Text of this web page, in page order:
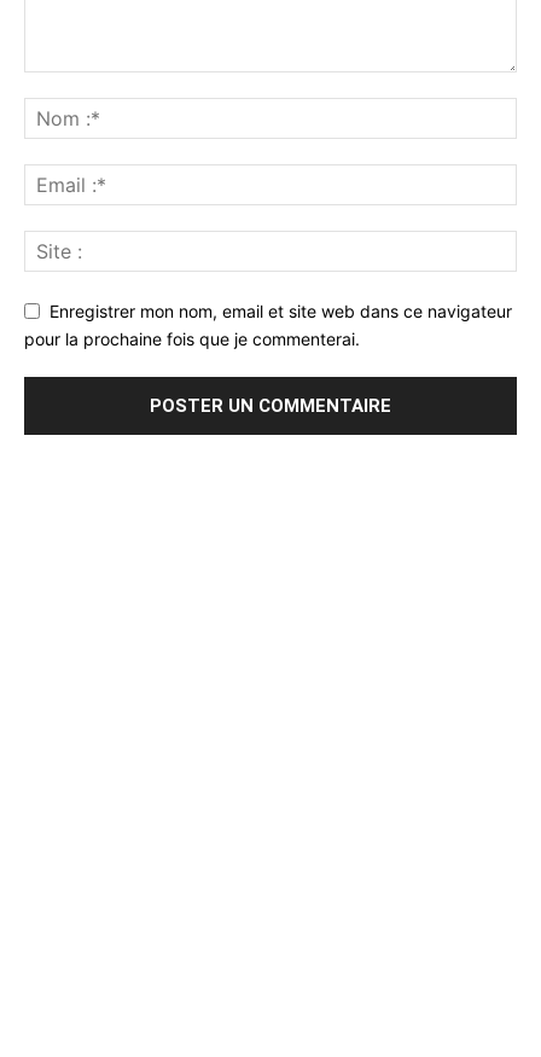
Enregistrer mon nom, email et site web dans ce navigateur
pour la prochaine fois que je commenterai.